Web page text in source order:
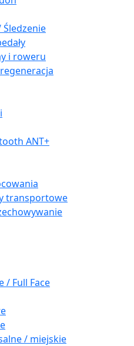
i roweru
ANT+
transportowe
/ Full Face
/ miejskie